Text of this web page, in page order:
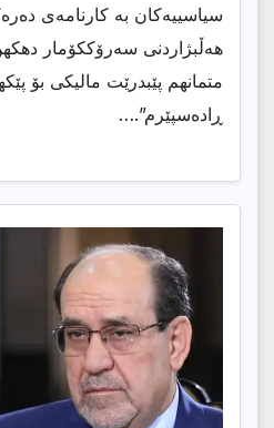
سیاسییەکان بە کارنامەی
هەڵبژاردنی سەرۆککۆمار
متمانهم پێبدرێت مالیکی بۆ
ڕادەسپێرم”.…